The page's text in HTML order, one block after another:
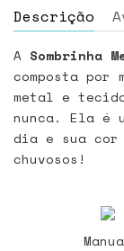
Descrição
A Sombrinha
composta
metal e
nunca. Ela é
dia e sua
chuvosos!